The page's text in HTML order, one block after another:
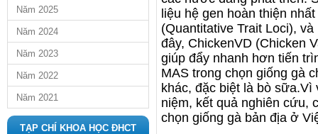
Năm 2025
Năm 2024
Năm 2023
Năm 2022
Năm 2021
TẠP CHÍ KHOA HỌC ĐHCT
liệu hệ gen hoàn thiện
(Quantitative Trait Loci),
đây, ChickenVD (Chicken
giúp đẩy nhanh hơn tiến
MAS trong chọn giống gà
khác, đặc biệt là bò sữa.Vì
niệm, kết quả nghiên cứu,
chọn giống gà bản địa ở